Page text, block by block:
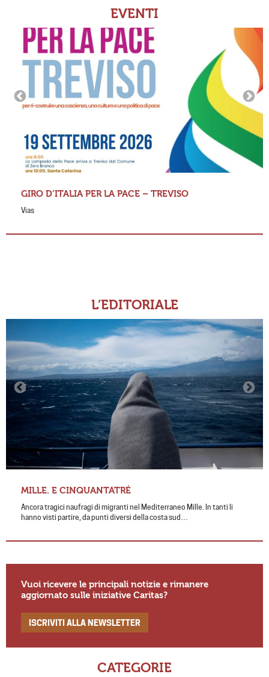
EVENTI
GIRO D’ITALIA PER LA PACE – TREVISO
Vias
L’EDITORIALE
MILLE. E CINQUANTATRÉ
Ancora tragici naufragi di migranti nel Mediterraneo Mille. In tanti li
hanno visti partire, da punti diversi della costa sud…
Vuoi ricevere le principali notizie e rimanere
aggiornato sulle iniziative Caritas?
ISCRIVITI ALLA NEWSLETTER
CATEGORIE